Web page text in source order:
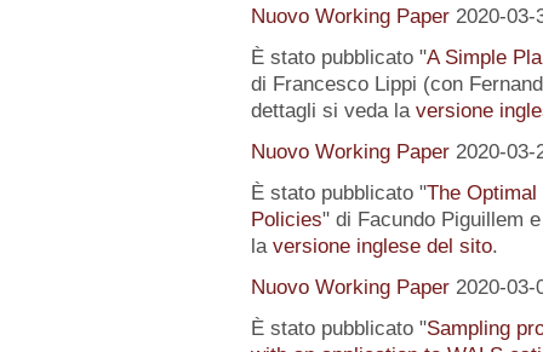
Nuovo Working Paper 2020-03-
È stato pubblicato "A Simple
di Francesco Lippi (con
dettagli si veda la versione
Nuovo Working Paper 2020-03-
È stato pubblicato "The Optimal
Policies" di Facundo Piguillem
la versione inglese del sito.
Nuovo Working Paper 2020-03-
È stato pubblicato "Sampling